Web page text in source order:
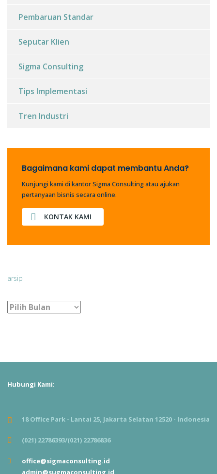
Pembaruan Standar
Seputar Klien
Sigma Consulting
Tips Implementasi
Tren Industri
Bagaimana kami dapat membantu Anda?
Kunjungi kami di kantor Sigma Consulting atau ajukan
pertanyaan bisnis secara online.
KONTAK KAMI
arsip
arsip
Hubungi Kami:
18 Office Park - Lantai 25, Jakarta Selatan 12520 - Indonesia
(021) 22786393/(021) 22786836
office@sigmaconsulting.id
admin@sugmaconsulting.id